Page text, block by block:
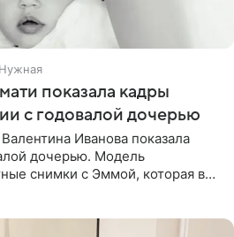
показала кадры
с годовалой дочерью
Иванова показала
дочерью. Модель
снимки с Эммой, которая в